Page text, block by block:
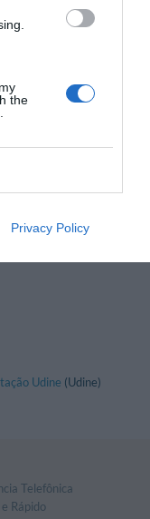
the
Privacy Policy
Udine (Udine)
Telefônica
Rápido